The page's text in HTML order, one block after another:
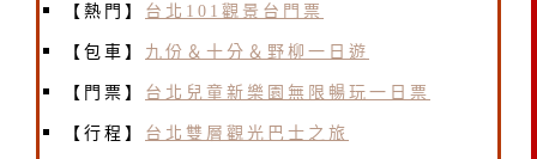
【熱門】 台北101觀景台門票
【包車】 九份＆十分＆野柳一日遊
【門票】 台北兒童新樂園無限暢玩一日票
【行程】 台北雙層觀光巴士之旅